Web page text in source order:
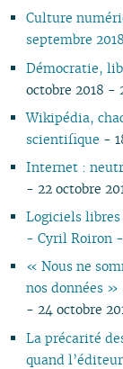
02
Culture
septembre
Démocratie,
octobre 2018 -
Wikipédia,
scientifique -
Internet :
- 22 octobre
Logiciels
- Cyril Roiron
« Nous ne
nos données
- 24 octobre
La précarité
quand